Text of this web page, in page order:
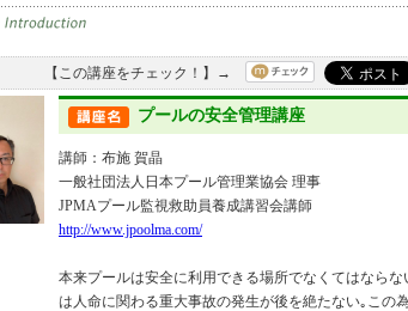
【この講座をチェック！】→
プールの安全管理講座
講師：布施 賀晶
一般社団法人日本プール管理業協会 理事
JPMAプール監視救助員養成講習会講師
http://www.jpoolma.com/
本来プールは安全に利用できる場所でなくてはなら
は人命に関わる重大事故の発生が後を絶たない｡この